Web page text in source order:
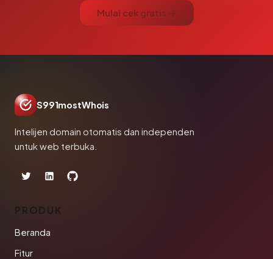
Mulai cek gratis →
S991mostWhois
Intelijen domain otomatis dan independen
untuk web terbuka.
PRODUK
Beranda
Fitur